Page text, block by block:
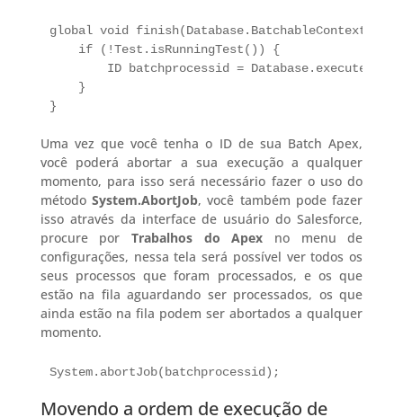
global void finish(Database.BatchableContext BC)
    if (!Test.isRunningTest()) {
ID batchprocessid =
    }
}
Uma vez que você tenha o ID de sua Batch Apex,
você poderá abortar a sua execução a qualquer
momento, para isso será necessário fazer o uso do
métodoSystem.AbortJob, você também pode fazer
isso através da interface de usuário do Salesforce,
procure porTrabalhos do Apex no menu de
configurações, nessa tela será possível ver todos os
seus processos que foram processados, e os que
estão na fila aguardando ser processados, os que
ainda estão na fila podem ser abortados a qualquer
momento.
System.abortJob(batchprocessid);
Movendo a ordem de execução de